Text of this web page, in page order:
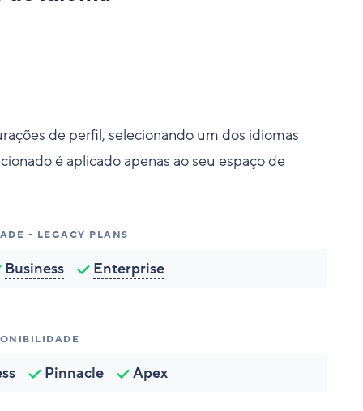
de perfil, selecionando um dos idiomas
é aplicado apenas ao seu espaço de
- LEGACY PLANS
Business Enterprise
Pinnacle Apex